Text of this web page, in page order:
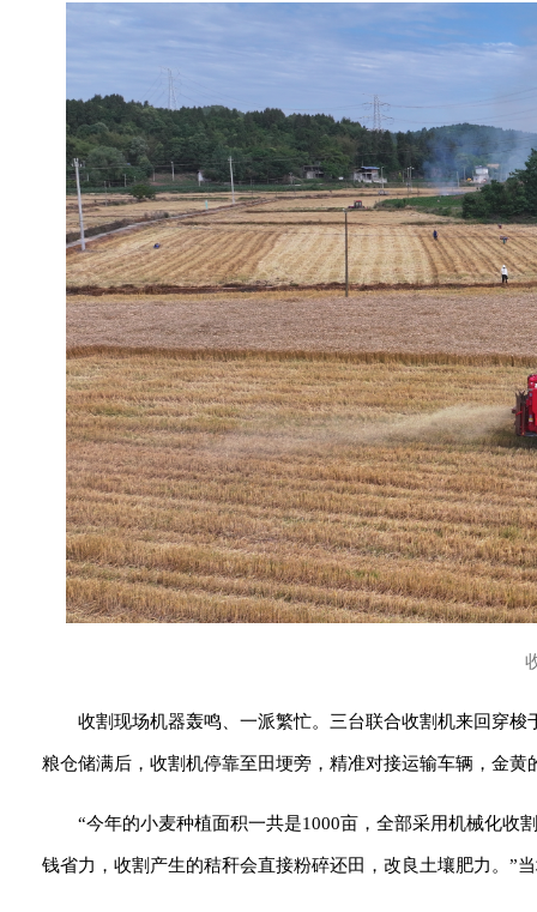
收割现场机器轰鸣、一派繁忙。三台联合收割机来回穿
粮仓储满后，收割机停靠至田埂旁，精准对接运输车辆，金
“今年的小麦种植面积一共是1000亩，全部采用机械化收
钱省力，收割产生的秸秆会直接粉碎还田，改良土壤肥力。”